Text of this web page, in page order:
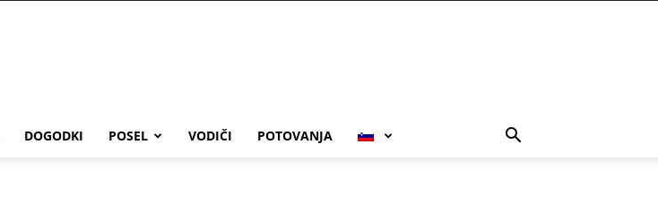
DOGODKI POSEL VODIČI POTOVANJA